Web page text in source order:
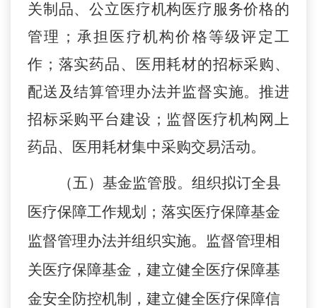
关制品、公立医疗机构医疗服务价格的
管理；承担医疗机构价格等级评定工
作；落实药品、医用耗材的招标采购、
配送及结算管理办法并监督实施。推进
招标采购平台建设；监督医疗机构网上
药品、医用耗材集中采购交易活动。
（五） 基金监管股。组织拟订全县
医疗保障工作规划；落实医疗保障基金
监督管理办法并组织实施。监督管理相
关医疗保障基金，建立健全医疗保障基
金安全防控机制，建立健全医疗保障信